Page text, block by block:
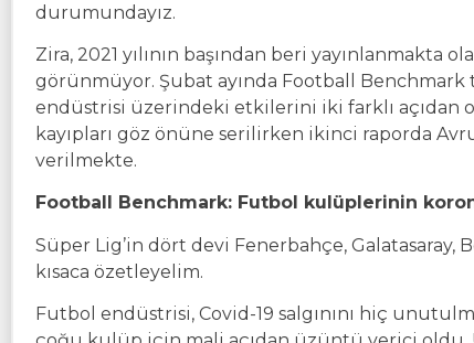
durumundayız.
Zira, 2021 yılının başından beri
görünmüyor. Şubat ayında Football
endüstrisi üzerindeki etkilerini iki farklı açıdan
kayıpları göz önüne serilirken ikinci raporda
verilmekte.
Football Benchmark: Futbol kulüplerinin
Süper Lig’in dört devi Fenerbahçe, Galatasaray,
kısaca özetleyelim.
Futbol endüstrisi, Covid-19 salgınını hiç